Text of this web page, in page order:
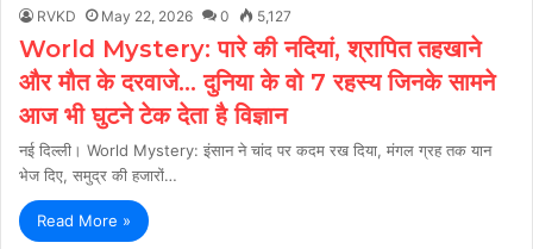
RVKD May 22, 2026 0 5,127
World Mystery: पारे की नदियां, श्रापित तहखाने
और मौत के दरवाजे… दुनिया के वो 7 रहस्य जिनके सामने
आज भी घुटने टेक देता है विज्ञान
नई दिल्ली। World Mystery: इंसान ने चांद पर कदम रख दिया, मंगल ग्रह तक यान
भेज दिए, समुद्र की हजारों…
Read More »